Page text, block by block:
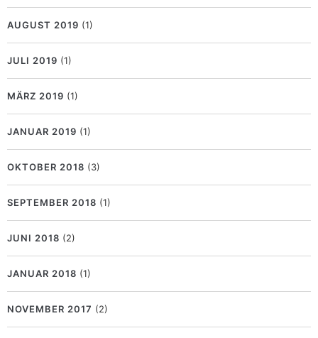
AUGUST 2019 (1)
JULI 2019 (1)
MÄRZ 2019 (1)
JANUAR 2019 (1)
OKTOBER 2018 (3)
SEPTEMBER 2018 (1)
JUNI 2018 (2)
JANUAR 2018 (1)
NOVEMBER 2017 (2)